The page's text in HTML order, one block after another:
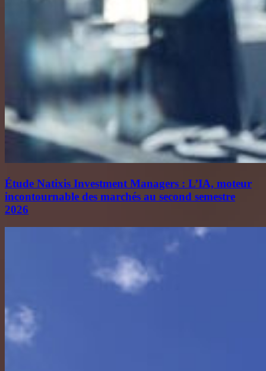
Étude Natixis Investment Managers : L’IA, moteur
incontournable des marchés au second semestre
2026